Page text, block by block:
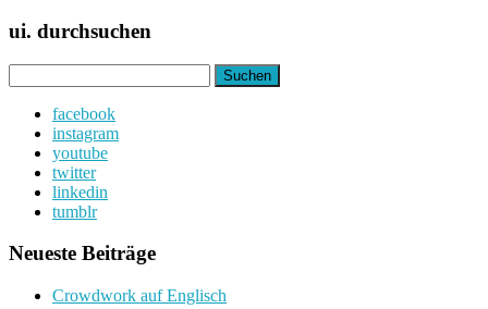
ui. durchsuchen
nach:
facebook
instagram
youtube
twitter
linkedin
tumblr
Neueste Beiträge
Crowdwork auf Englisch